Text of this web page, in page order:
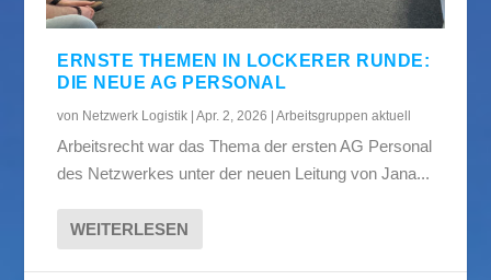
ERNSTE THEMEN IN LOCKERER RUNDE:
DIE NEUE AG PERSONAL
von Netzwerk Logistik |Apr. 2, 2026 |Arbeitsgruppen aktuell
Arbeitsrecht war das Thema der ersten AG Personal
des Netzwerkes unter der neuen Leitung von Jana...
WEITERLESEN